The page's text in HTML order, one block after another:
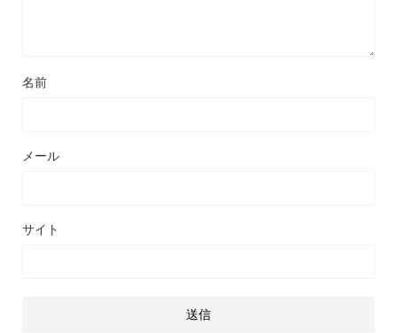
名前
メール
サイト